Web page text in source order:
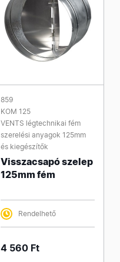
859
KOM 125
VENTS légtechnikai fém
szerelési anyagok 125mm
és kiegészítők
Visszacsapó szelep
125mm fém
Rendelhető
4 560 Ft